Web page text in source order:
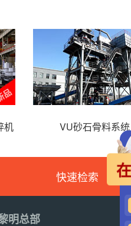
机 VU砂石骨料系统
快速检索
明总部